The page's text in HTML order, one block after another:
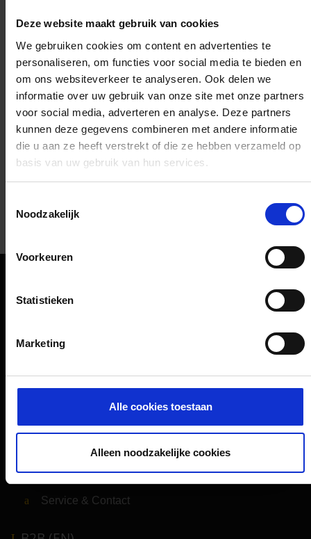
Deze website maakt gebruik van cookies
We gebruiken cookies om content en advertenties te
personaliseren, om functies voor social media te bieden en
om ons websiteverkeer te analyseren. Ook delen we
informatie over uw gebruik van onze site met onze partners
voor social media, adverteren en analyse. Deze partners
kunnen deze gegevens combineren met andere informatie
die u aan ze heeft verstrekt of die ze hebben verzameld op
basis van uw gebruik van hun services.
Noodzakelijk
Voorkeuren
Statistieken
Marketing
Alle cookies toestaan
Alleen noodzakelijke cookies
Oriëntatie
Passagiers
Parkeren
Reisvoorbereiding
Winkels, restaurants en diensten
Service & Contact